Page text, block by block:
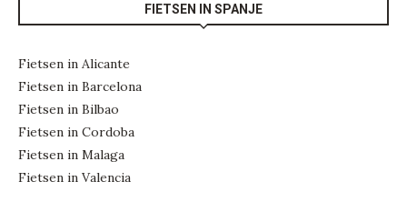
FIETSEN IN SPANJE
Fietsen in Alicante
Fietsen in Barcelona
Fietsen in Bilbao
Fietsen in Cordoba
Fietsen in Malaga
Fietsen in Valencia